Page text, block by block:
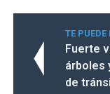
TE PUEDE
Fuerte
árboles
de